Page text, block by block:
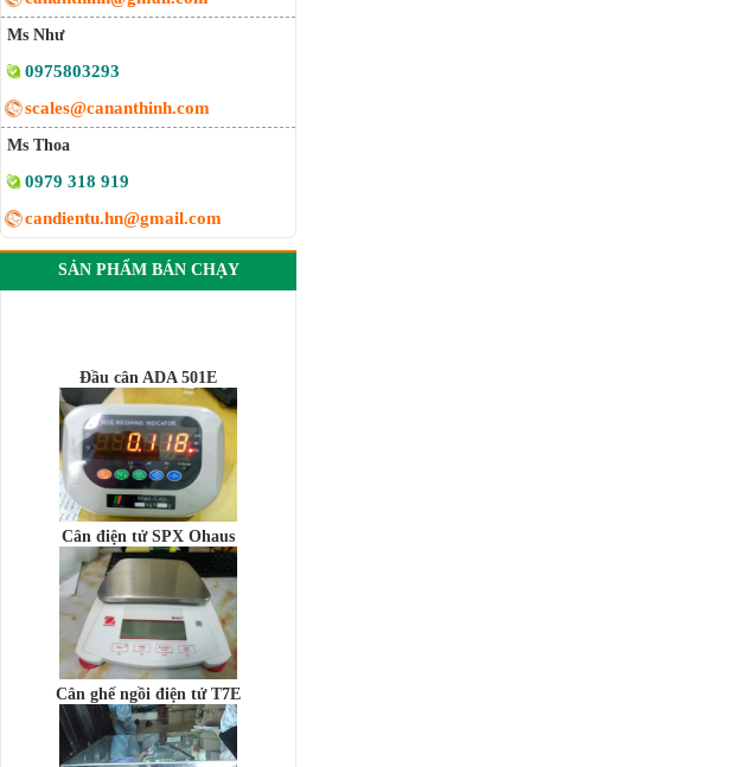
Ms Như
0975803293
scales@cananthinh.com
Ms Thoa
0979 318 919
candientu.hn@gmail.com
SẢN PHẨM BÁN CHẠY
Cân điện tử SPX Ohaus
Cân ghế ngồi điện tử T7E